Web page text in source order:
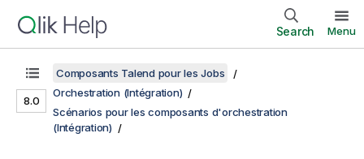
Search Menu
8.0
Composants Talend pour les Jobs
Orchestration (Intégration)
Scénarios pour les composants d'orchestration
(Intégration)